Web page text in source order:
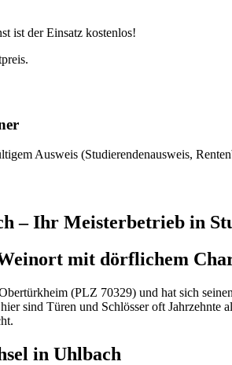
ist der Einsatz kostenlos!
Ausweis (Studierendenausweis,
– Ihr Meisterbetrieb in
mit dörflichem
(PLZ 70329) und hat sich
sind Türen und Schlösser oft
in Uhlbach